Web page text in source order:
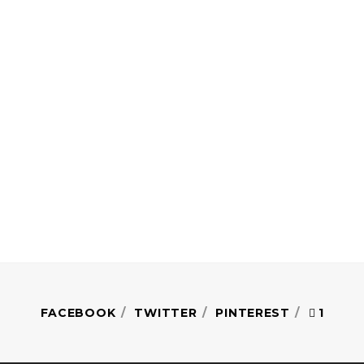
FACEBOOK TWITTER PINTEREST 1